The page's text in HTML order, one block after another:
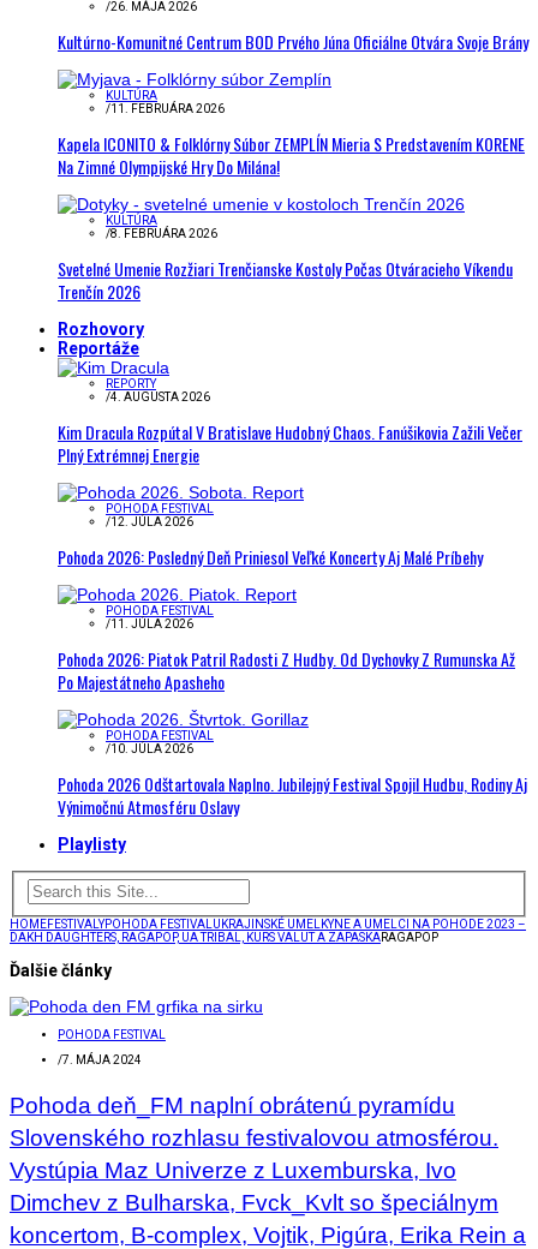
/26. MÁJA 2026
Kultúrno-Komunitné Centrum BOD Prvého Júna Oficiálne Otvára Svoje Brány
KULTÚRA
/11. FEBRUÁRA 2026
Kapela ICONITO & Folklórny Súbor ZEMPLÍN Mieria S Predstavením KORENE
Na Zimné Olympijské Hry Do Milána!
KULTÚRA
/8. FEBRUÁRA 2026
Svetelné Umenie Rozžiari Trenčianske Kostoly Počas Otváracieho Víkendu
Trenčín 2026
Rozhovory
Reportáže
REPORTY
/4. AUGUSTA 2026
Kim Dracula Rozpútal V Bratislave Hudobný Chaos. Fanúšikovia Zažili Večer
Plný Extrémnej Energie
POHODA FESTIVAL
/12. JÚLA 2026
Pohoda 2026: Posledný Deň Priniesol Veľké Koncerty Aj Malé Príbehy
POHODA FESTIVAL
/11. JÚLA 2026
Pohoda 2026: Piatok Patril Radosti Z Hudby. Od Dychovky Z Rumunska Až
Po Majestátneho Apasheho
POHODA FESTIVAL
/10. JÚLA 2026
Pohoda 2026 Odštartovala Naplno. Jubilejný Festival Spojil Hudbu, Rodiny Aj
Výnimočnú Atmosféru Oslavy
Playlisty
HOMEFESTIVALYPOHODA FESTIVAL UKRAJINSKÉ UMELKYNE A UMELCI NA POHODE 2023 –
DAKH DAUGHTERS, RAGAPOP, UA TRIBAL, KURS VALÜT A ZAPASKARAGAPOP
Ďalšie články
POHODA FESTIVAL
/7. MÁJA 2024
Pohoda deň_FM naplní obrátenú pyramídu
Slovenského rozhlasu festivalovou atmosférou.
Vystúpia Maz Univerze z Luxemburska, Ivo
Dimchev z Bulharska, Fvck_Kvlt so špeciálnym
koncertom, B-complex, Vojtik, Pigúra, Erika Rein a